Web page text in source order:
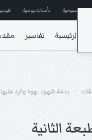
مسيحية تأملات يومية
الرئيسية تفاسير
بدعة شهود يهوه والرد عليها
الثانية